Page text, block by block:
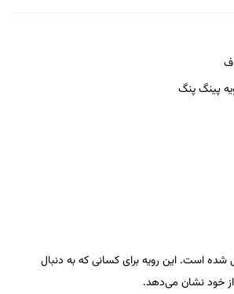
پینگ پنگ
شده است. این رویه برای کسانی که به دنبال
خود نشان می‌دهد.